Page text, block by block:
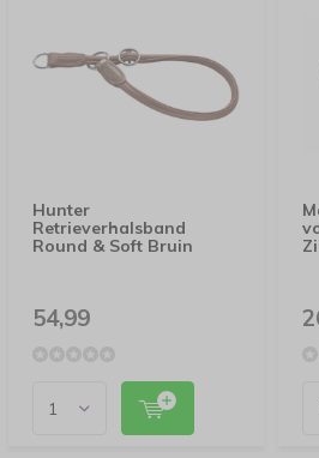
Hunter
Retrieverhalsband
Round & Soft Bruin
54,99